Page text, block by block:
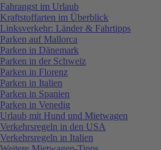
Fahrangst im Urlaub
Kraftstoffarten im Überblick
Linksverkehr: Länder & Fahrtipps
Parken auf Mallorca
Parken in Dänemark
Parken in der Schweiz
Parken in Florenz
Parken in Italien
Parken in Spanien
Parken in Venedig
Urlaub mit Hund und Mietwagen
Verkehrsregeln in den USA
Verkehrsregeln in Italien